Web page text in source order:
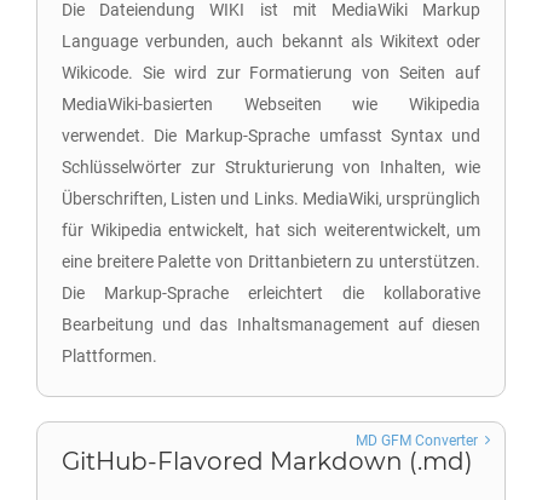
Die Dateiendung WIKI ist mit MediaWiki Markup
Language verbunden, auch bekannt als Wikitext oder
Wikicode. Sie wird zur Formatierung von Seiten auf
MediaWiki-basierten Webseiten wie Wikipedia
verwendet. Die Markup-Sprache umfasst Syntax und
Schlüsselwörter zur Strukturierung von Inhalten, wie
Überschriften, Listen und Links. MediaWiki, ursprünglich
für Wikipedia entwickelt, hat sich weiterentwickelt, um
eine breitere Palette von Drittanbietern zu unterstützen.
Die Markup-Sprache erleichtert die kollaborative
Bearbeitung und das Inhaltsmanagement auf diesen
Plattformen.
GitHub-Flavored Markdown (.md)
MD GFM Converter